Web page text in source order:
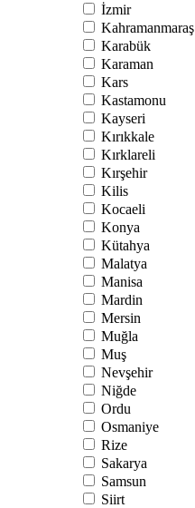
İzmir
Kahramanmaraş
Karabük
Karaman
Kars
Kastamonu
Kayseri
Kırıkkale
Kırklareli
Kırşehir
Kilis
Kocaeli
Konya
Kütahya
Malatya
Manisa
Mardin
Mersin
Muğla
Muş
Nevşehir
Niğde
Ordu
Osmaniye
Rize
Sakarya
Samsun
Siirt